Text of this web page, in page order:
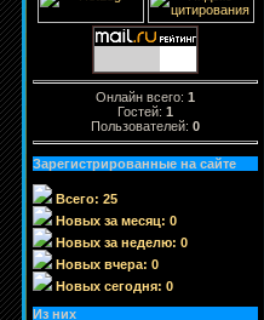
Онлайн всего: 1
Гостей: 1
Пользователей: 0
Зарегистрированные на сайте
Всего: 25
Новых за месяц: 0
Новых за неделю: 0
Новых вчера: 0
Новых сегодня: 0
Из них